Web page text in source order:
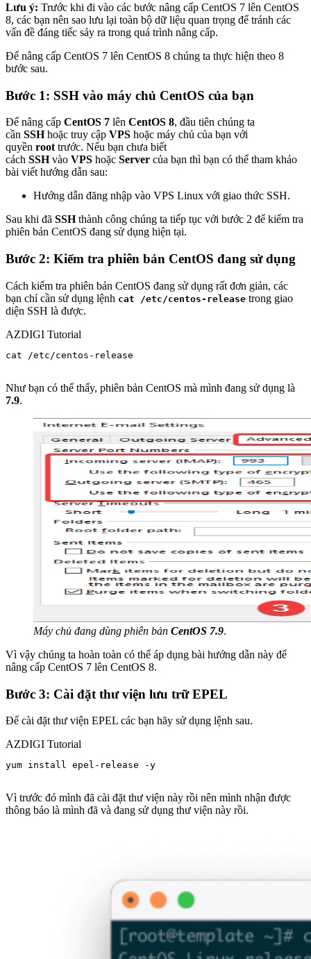
Lưu ý: Trước khi đi vào các bước nâng cấp CentOS 7 lên CentOS
8, các bạn nên sao lưu lại toàn bộ dữ liệu quan trọng để tránh các
vấn đề đáng tiếc sảy ra trong quá trình nâng cấp.
Để nâng cấp CentOS 7 lên CentOS 8 chúng ta thực hiện theo 8
bước sau.
Bước 1: SSH vào máy chủ CentOS của bạn
Để nâng cấp CentOS 7 lên CentOS 8, đầu tiên chúng ta
cần SSHhoặc truy cập VPS hoặc máy chủ của bạn với
quyền root trước. Nếu bạn chưa biết
cách SSHvào VPS hoặc Server của bạn thì bạn có thể tham khảo
bài viết hướng dẫn sau:
Hướng dẫn đăng nhập vào VPS Linux với giao thức SSH.
Sau khi đã SSHthành công chúng ta tiếp tục với bước 2 để kiểm tra
phiên bản CentOS đang sử dụng hiện tại.
Bước 2: Kiểm tra phiên bản CentOS đang sử dụng
Cách kiểm tra phiên bản CentOS đang sử dụng rất đơn giản, các
bạn chỉ cần sử dụng lệnh cat /etc/centos-release trong giao
diện SSH là được.
AZDIGI Tutorial
cat /etc/centos-release
Như bạn có thể thấy, phiên bản CentOS mà mình đang sử dụng là
7.9.
Máy chủ đang dùng phiên bản CentOS 7.9.
Vì vậy chúng ta hoàn toàn có thể áp dụng bài hướng dẫn này để
nâng cấp CentOS 7 lên CentOS 8.
Bước 3: Cài đặt thư viện lưu trữ EPEL
Để cài đặt thư viện EPEL các bạn hãy sử dụng lệnh sau.
AZDIGI Tutorial
yum install epel-release -y
Vì trước đó mình đã cài đặt thư viện này rồi nên mình nhận được
thông báo là mình đã và đang sử dụng thư viện này rồi.